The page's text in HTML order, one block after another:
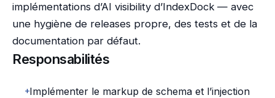
implémentations d’AI visibility d’IndexDock — avec
une hygiène de releases propre, des tests et de la
documentation par défaut.
Responsabilités
+Implémenter le markup de schema et l’injection